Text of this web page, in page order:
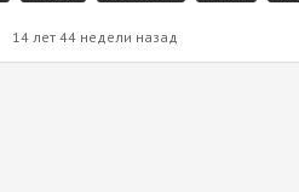
14 лет 44 недели назад